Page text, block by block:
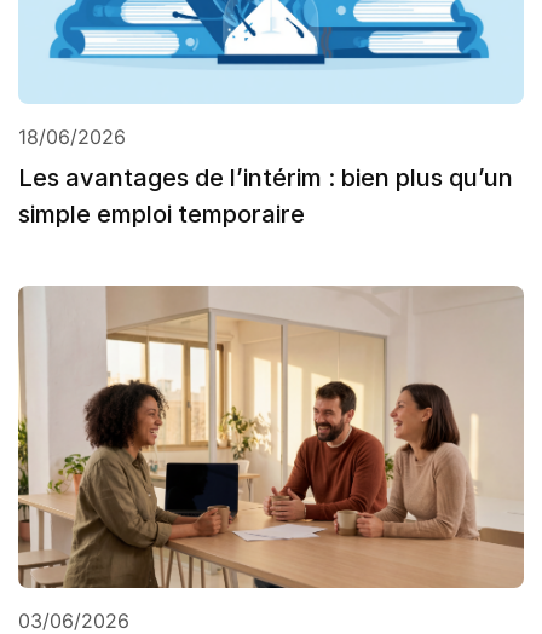
18/06/2026
Les avantages de l’intérim : bien plus qu’un
simple emploi temporaire
03/06/2026